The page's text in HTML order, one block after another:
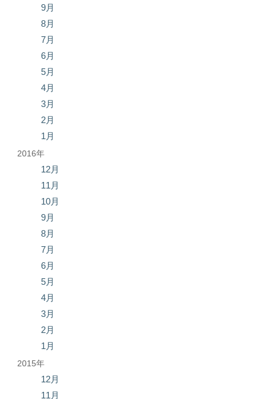
9月
8月
7月
6月
5月
4月
3月
2月
1月
2016年
12月
11月
10月
9月
8月
7月
6月
5月
4月
3月
2月
1月
2015年
12月
11月